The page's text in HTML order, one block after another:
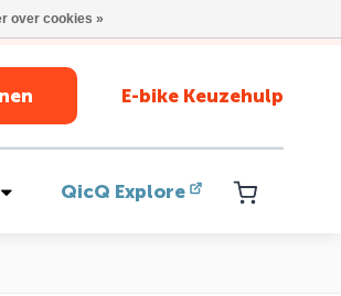
E-bike Keuzehulp
QicQ Explore
over cookies »